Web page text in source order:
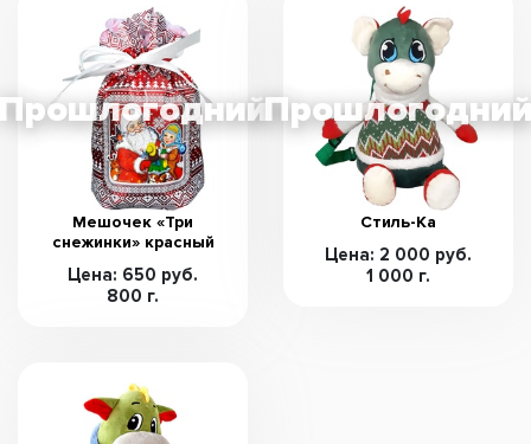
Мешочек «Три
снежинки» красный
Цена: 650 руб.
800 г.
Стиль-Ка
Цена: 2 000 руб.
1 000 г.